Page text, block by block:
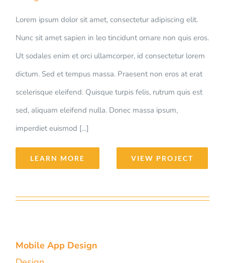
Lorem ipsum dolor sit amet, consectetur adipiscing elit.
Nunc sit amet sapien in leo tincidunt ornare non quis eros.
Ut sodales enim et orci ullamcorper, id consectetur lorem
dictum. Sed et tempus massa. Praesent non eros at erat
scelerisque eleifend. Quisque turpis felis, rutrum quis est
sed, aliquam eleifend nulla. Donec massa ipsum,
imperdiet euismod [...]
LEARN MORE VIEW PROJECT
Mobile App Design